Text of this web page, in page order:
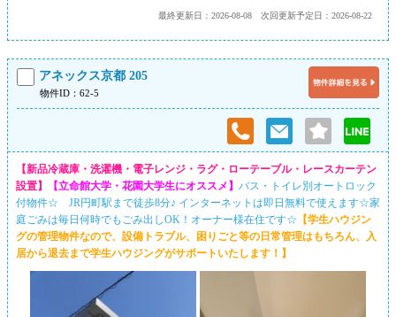
次回更新予定日：2026-08-22
最終更新日：2026-08-08
アネックス京都 205
物件ID：62-5
【新品冷蔵庫・洗濯機・電子レンジ・ラグ・ローテーブル・レースカーテン
設置】
【立命館大学・花園大学生にオススメ】 バス・トイレ別オートロック
付物件☆ JR円町駅まで徒歩8分♪ インターネットは即日無料で使えます☆家
庭ごみは毎日何時でもごみ出しOK！オーナー様在住です☆ 【学生ハウジン
グの管理物件なので、設備トラブル、困りごと等の日常管理はもちろん、入
居から退去まで学生ハウジングがサポートいたします！】